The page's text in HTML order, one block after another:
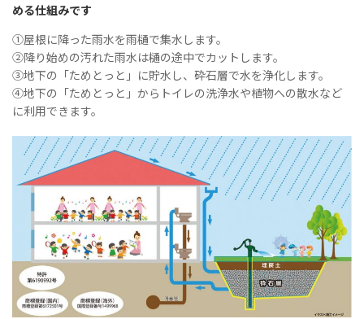
める仕組みです
①屋根に降った雨水を雨樋で集水します。
②降り始めの汚れた雨水は樋の途中でカットします。
③地下の「ためとっと」に貯水し、砕石層で水を浄化します。
④地下の「ためとっと」からトイレの洗浄水や植物への散水など
に利用できます。